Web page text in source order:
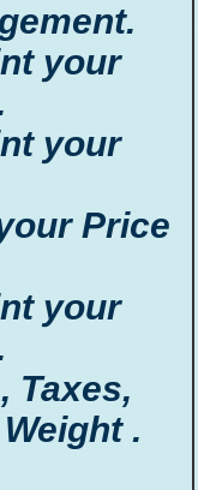
your
your
Price
your
Taxes,
.